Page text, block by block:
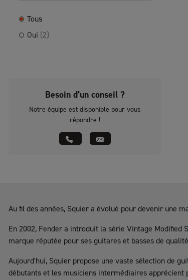
Tous
Oui (2)
Besoin d’un conseil ?
Notre équipe est disponible pour vous
répondre !
Au fil des années, Squier a évolué pour devenir une
En 2002, Fender a introduit la série Vintage Modified
marque réputée pour ses guitares et basses de
Aujourd'hui, Squier propose une vaste sélection de
débutants et les musiciens intermédiaires